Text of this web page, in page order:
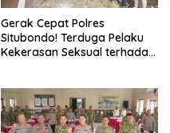
Gerak Cepat Polres
Situbondo! Terduga Pelaku
Kekerasan Seksual terhadap